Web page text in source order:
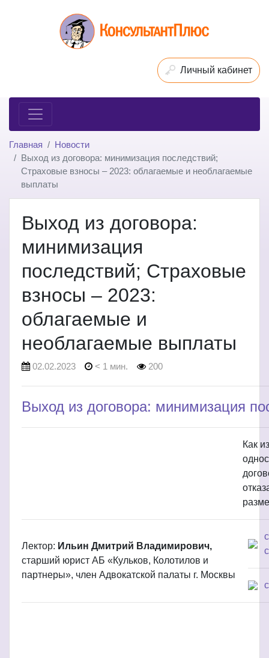
Личный кабинет
Главная
Новости
Выход из договора: минимизация последствий;
Страховые взносы – 2023: облагаемые и необлагаемые
выплаты
Выход из договора:
минимизация
последствий; Страховые
взносы – 2023:
облагаемые и
необлагаемые выплаты
02.02.2023 < 1 мин. 200
Выход из договора: минимизация
Как
Лектор: Ильин Дмитрий Владимирович,
старший юрист АБ «Кульков, Колотилов и
партнеры», член Адвокатской палаты г. Москвы